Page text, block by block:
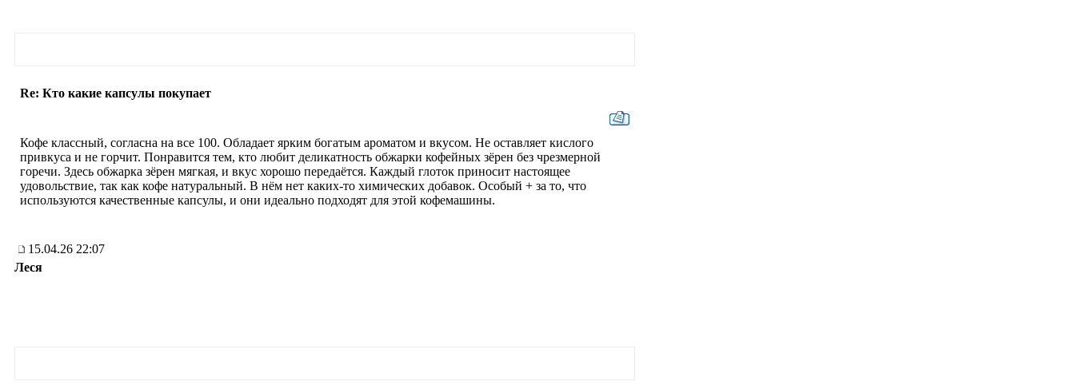
Re: Кто какие капсулы покупает
Кофе классный, согласна на все 100. Обладает ярким богатым ароматом и вкусом. Не оставляет кислого
привкуса и не горчит. Понравится тем, кто любит деликатность обжарки кофейных зёрен без чрезмерной
горечи. Здесь обжарка зёрен мягкая, и вкус хорошо передаётся. Каждый глоток приносит настоящее
удовольствие, так как кофе натуральный. В нём нет каких-то химических добавок. Особый + за то, что
используются качественные капсулы, и они идеально подходят для этой кофемашины.
15.04.26 22:07
Леся